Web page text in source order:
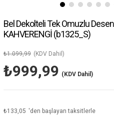
Bel Dekolteli Tek Omuzlu
KAHVERENGİ(b1325_S)
₺1.099,99 (KDV Dahil)
₺999,99 (KDV Dahil)
₺133,05 'den başlayan taksitlerle